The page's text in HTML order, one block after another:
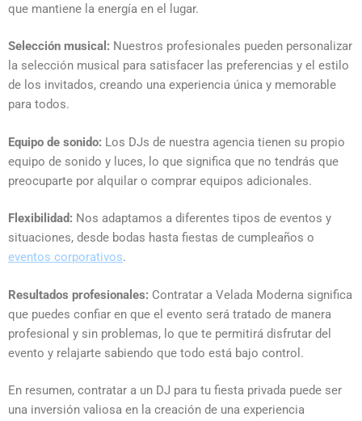
que mantiene la energía en el lugar.
Selección musical: Nuestros profesionales pueden personalizar
la selección musical para satisfacer las preferencias y el estilo
de los invitados, creando una experiencia única y memorable
para todos.
Equipo de sonido: Los DJs de nuestra agencia tienen su propio
equipo de sonido y luces, lo que significa que no tendrás que
preocuparte por alquilar o comprar equipos adicionales.
Flexibilidad: Nos adaptamos a diferentes tipos de eventos y
situaciones, desde bodas hasta fiestas de cumpleaños o
eventos corporativos.
Resultados profesionales: Contratar a Velada Moderna significa
que puedes confiar en que el evento será tratado de manera
profesional y sin problemas, lo que te permitirá disfrutar del
evento y relajarte sabiendo que todo está bajo control.
En resumen, contratar a un DJ para tu fiesta privada puede ser
una inversión valiosa en la creación de una experiencia